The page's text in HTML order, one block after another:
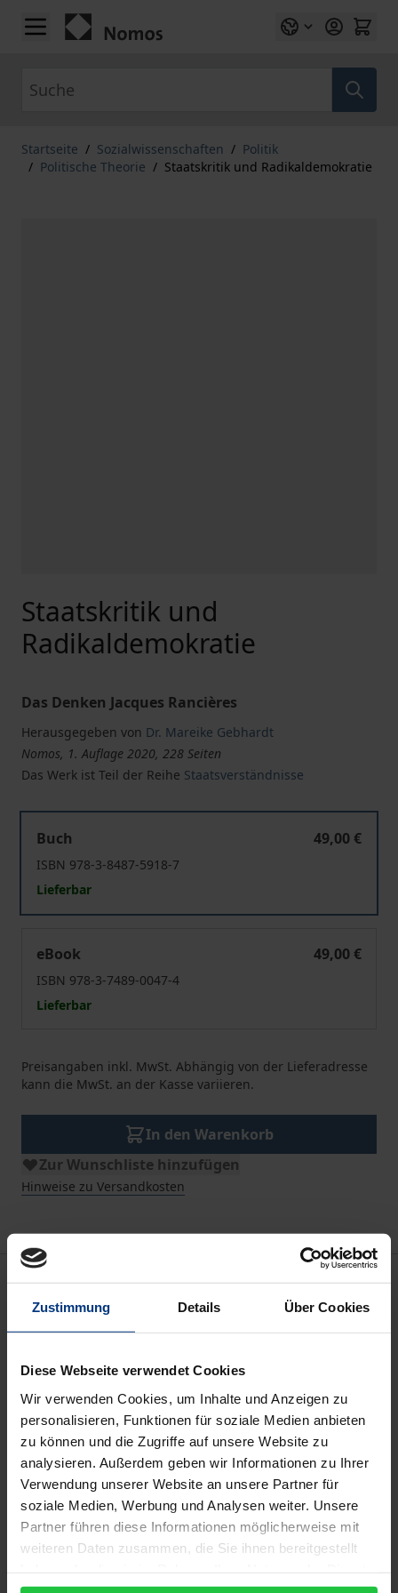
Zustimmung Details Über Cookies
Diese Webseite verwendet Cookies
Wir verwenden Cookies, um Inhalte und Anzeigen zu
personalisieren, Funktionen für soziale Medien anbieten
zu können und die Zugriffe auf unsere Website zu
analysieren. Außerdem geben wir Informationen zu Ihrer
Verwendung unserer Website an unsere Partner für
soziale Medien, Werbung und Analysen weiter. Unsere
Partner führen diese Informationen möglicherweise mit
weiteren Daten zusammen, die Sie ihnen bereitgestellt
Zum Inhalt springen
Startseite / Sozialwissenschaften / Politik
/ Politische Theorie / Staatskritik und Radikaldemokratie
Staatskritik und
Radikaldemokratie
Das Denken Jacques Rancières
Herausgegeben von Dr. Mareike Gebhardt
Nomos, 1. Auflage 2020, 228 Seiten
Das Werk ist Teil der Reihe Staatsverständnisse
Buch
49,00 €
ISBN 978-3-8487-5918-7
Lieferbar
eBook
49,00 €
ISBN 978-3-7489-0047-4
Lieferbar
Preisangaben inkl. MwSt. Abhängig von der Lieferadresse
kann die MwSt. an der Kasse variieren.
In den Warenkorb
Zur Wunschliste hinzufügen
Hinweise zu Versandkosten
Beschreibung
Der Sammelband diskutiert aus einer
Jacques Rancières. Dabei widmen sich die Beiträge
insbesondere dem Verhältnis von Demokratie,
Herrschaft und Staatlichkeit. Aus unterschiedlichen
Perspektiven identifizieren und erörtern sie
zunächst zentrale theoretische Konzepte. Im
Anschluss wird Rancières Denken über einen
Vergleich mit anderen herrschafts- und
staatskritischen Denker*innen des Politischen in